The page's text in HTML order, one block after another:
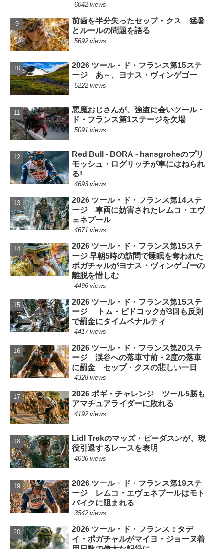
6042 views
前歯を半分失ったセップ・クス 猛暑
とルールの問題を語る
5692 views
2026 ツール・ド・フランス第15ステ
ージ あ～、ヨナス・ヴィンゲゴー
5222 views
悪魔おじさんが、強盗に会いツール・
ド・フランス第1ステージを欠場
5091 views
Red Bull - BORA - hansgroheのプリ
モッシュ・ログリッチが車にはねられ
る!
4693 views
2026 ツール・ド・フランス第14ステ
ージ 車両に妨害されたレムコ・エヴ
ェネプール
4671 views
2026 ツール・ド・フランス第15ステ
ージ 早朝5時の訪問で睡眠を奪われた
ポガチャルがヨナス・ヴィンゲゴーの
離脱を惜しむ
4496 views
2026 ツール・ド・フランス第15ステ
ージ トム・ピドコックが3回も反則
で罰金にタイムペナルティ
4417 views
2026 ツール・ド・フランス第20ステ
ージ 渓谷への落車寸前・2度の落車
に罰金 セップ・クスの悲しい一日
4328 views
2026 ポギ・チャレンジ ツール5勝も
アマチュアライダーに敗れる
4192 views
Lidl-Trekのマッズ・ピーダスンが、現
役引退するレースを表明
4036 views
2026 ツール・ド・フランス第19ステ
ージ レムコ・エヴェネプールはモト
バイクに阻まれる
3542 views
2026 ツール・ド・フランス：タデ
イ・ポガチャルがマイヨ・ジョーヌ着